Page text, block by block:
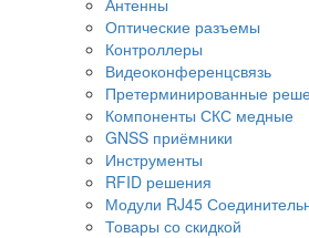
Оптические разъемы
Контроллеры
Видеоконференцсвязь
Претерминированные
Компоненты СКС медные
GNSS приёмники
Инструменты
RFID решения
Модули RJ45
Товары со скидкой